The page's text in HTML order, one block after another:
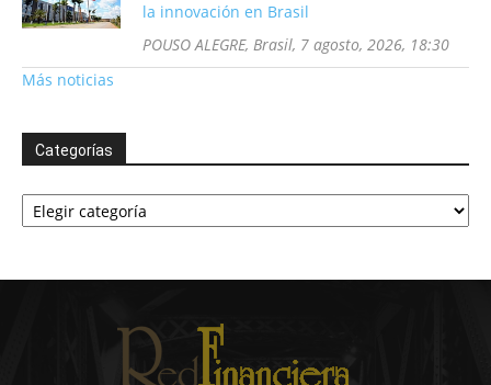
la innovación en Brasil
POUSO ALEGRE, Brasil, 7 agosto, 2026, 18:30
Más noticias
Categorías
Categorías